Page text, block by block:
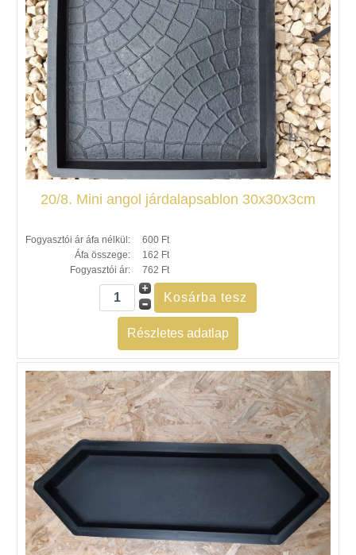
20/8. Mini angol járdalapsablon 30x30x3cm
Fogyasztói ár áfa nélkül:
600 Ft
Áfa összege:
162 Ft
Fogyasztói ár:
762 Ft
Részletes adatlap